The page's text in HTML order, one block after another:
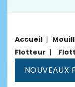
Accueil
Flotteur
NOUVEAUX